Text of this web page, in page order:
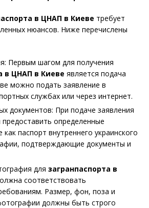
в ЦНАП в Киеве требует
нюансов. Ниже перечислены
Первым шагом для получения
в ЦНАП в Киеве является подача
можно подать заявление в
службах или через интернет.
документов: При подаче заявления
определенные
паспорт внутреннего украинского
подтверждающие документы и
для загранпаспорта в
соответствовать
Размер, фон, поза и
должны быть строго